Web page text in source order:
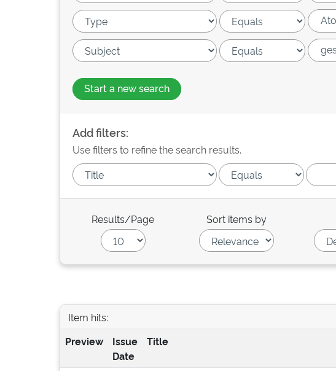
Start a new search
Add filters:
Use filters to refine the search results.
Results/Page Sort items by
Item hits:
Preview
Issue
Date
Title